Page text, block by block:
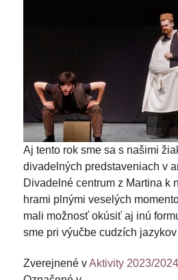
Aj tento rok sme sa s našimi
divadelných predstaveniach v
Divadelné centrum z Martina k
hrami plnými veselých
mali možnosť okúsiť aj inú
sme pri výučbe cudzích
Zverejnené vAktivity 2023/2024